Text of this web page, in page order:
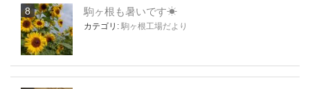
駒ヶ根も暑いです☀
カテゴリ: 駒ヶ根工場だより